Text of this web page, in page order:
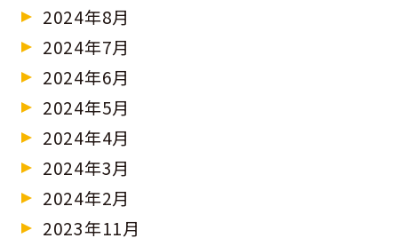
2024年8月
2024年7月
2024年6月
2024年5月
2024年4月
2024年3月
2024年2月
2023年11月